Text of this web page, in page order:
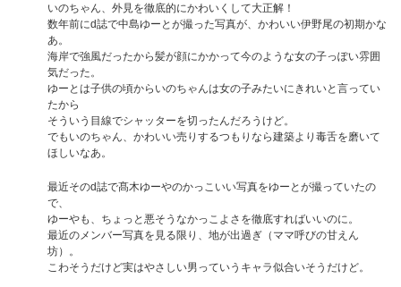
いのちゃん、外見を徹底的にかわいくして大正解！
数年前にd誌で中島ゆーとが撮った写真が、かわいい伊野尾の初期かな
あ。
海岸で強風だったから髪が顔にかかって今のような女の子っぽい雰囲
気だった。
ゆーとは子供の頃からいのちゃんは女の子みたいにきれいと言ってい
たから
そういう目線でシャッターを切ったんだろうけど。
でもいのちゃん、かわいい売りするつもりなら建築より毒舌を磨いて
ほしいなあ。
最近そのd誌で髙木ゆーやのかっこいい写真をゆーとが撮っていたの
で、
ゆーやも、ちょっと悪そうなかっこよさを徹底すればいいのに。
最近のメンバー写真を見る限り、地が出過ぎ（ママ呼びの甘えん
坊）。
こわそうだけど実はやさしい男っていうキャラ似合いそうだけど。